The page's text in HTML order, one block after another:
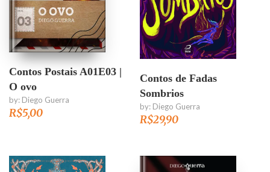
Contos Postais A01E03 |
O ovo
by: Diego Guerra
R$5,00
Contos de Fadas
Sombrios
by: Diego Guerra
R$29,90